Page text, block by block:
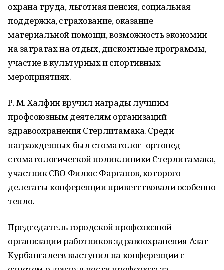
охрана труда, льготная пенсия, социальная
поддержка, страхование, оказание
материальной помощи, возможность экономии
на затратах на отдых, дисконтные программы,
участие в культурных и спортивных
мероприятиях.
Р. М. Халфин вручил награды лучшим
профсоюзным деятелям организаций
здравоохранения Стерлитамака. Среди
награжденных был стоматолог- ортопед
стоматологической поликлиники Стерлитамака,
участник СВО Филюс Фарганов, которого
делегаты конференции приветствовали особенно
тепло.
Председатель городской профсоюзной
организации работников здравоохранения Азат
Курбангалеев выступил на конференции с